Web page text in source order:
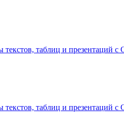
таблиц и презентаций
таблиц и презентаций